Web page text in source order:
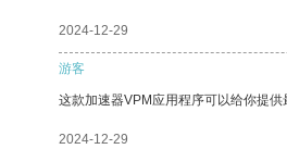
2024-12-29
游客
这款加速器VPM应用程序可以给你提
2024-12-29